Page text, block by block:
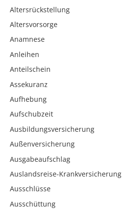
Altersrückstellung
Altersvorsorge
Anamnese
Anleihen
Anteilschein
Assekuranz
Aufhebung
Aufschubzeit
Ausbildungsversicherung
Außenversicherung
Ausgabeaufschlag
Auslandsreise-Krankversicherung
Ausschlüsse
Ausschüttung